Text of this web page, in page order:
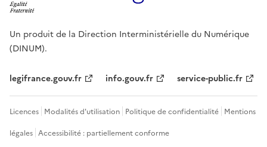
Un produit de la Direction Interministérielle du Numérique
(DINUM).
legifrance.gouv.fr info.gouv.fr service-public.fr
Licences Modalités d'utilisation Politique de confidentialité Mentions
légales Accessibilité : partiellement conforme